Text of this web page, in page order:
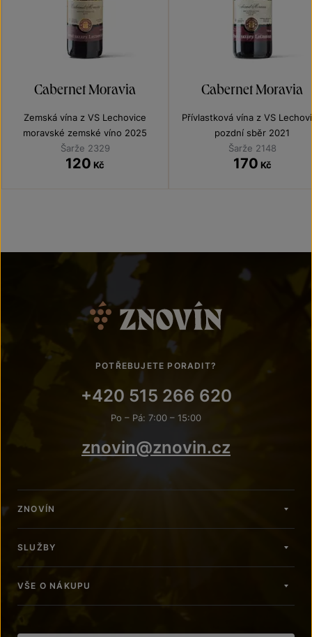
Cabernet Moravia
Zemská vína z VS Lechovice
moravské zemské víno 2025
Šarže 2329
120 Kč
Cabernet Moravia
Přívlastková vína z VS
pozdní sběr 2021
Šarže 2148
170 Kč
POTŘEBUJETE PORADIT?
+420 515 266 620
Po – Pá: 7:00 – 15:00
znovin@znovin.cz
ZNOVÍN
SLUŽBY
VŠE O NÁKUPU